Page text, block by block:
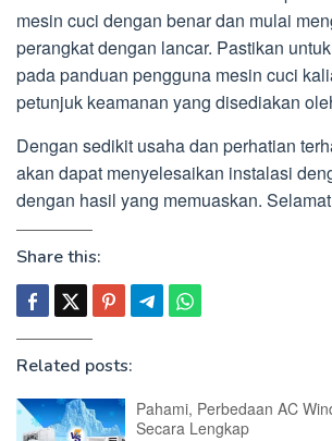
mesin cuci dengan benar dan mulai
perangkat dengan lancar. Pastikan
pada panduan pengguna mesin cuci
petunjuk keamanan yang disediakan
Dengan sedikit usaha dan perhatian
akan dapat menyelesaikan instalasi
dengan hasil yang memuaskan.
Share this:
Related posts:
Pahami, Perbedaan AC
Secara Lengkap